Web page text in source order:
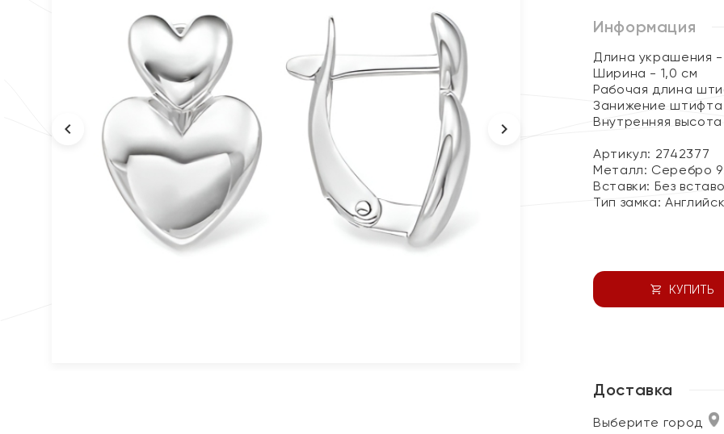
Информация
Длина украшения -
Ширина - 1,0 см
Рабочая длина
Занижение
Внутренняя
Артикул: 2742377
Металл: Серебро
Вставки: Без
Тип замка:
КУПИТЬ
Доставка
Выберите город